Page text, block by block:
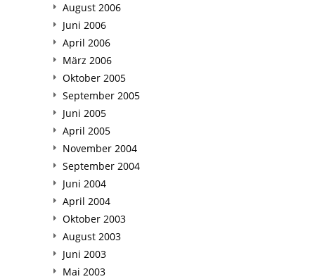
August 2006
Juni 2006
April 2006
März 2006
Oktober 2005
September 2005
Juni 2005
April 2005
November 2004
September 2004
Juni 2004
April 2004
Oktober 2003
August 2003
Juni 2003
Mai 2003